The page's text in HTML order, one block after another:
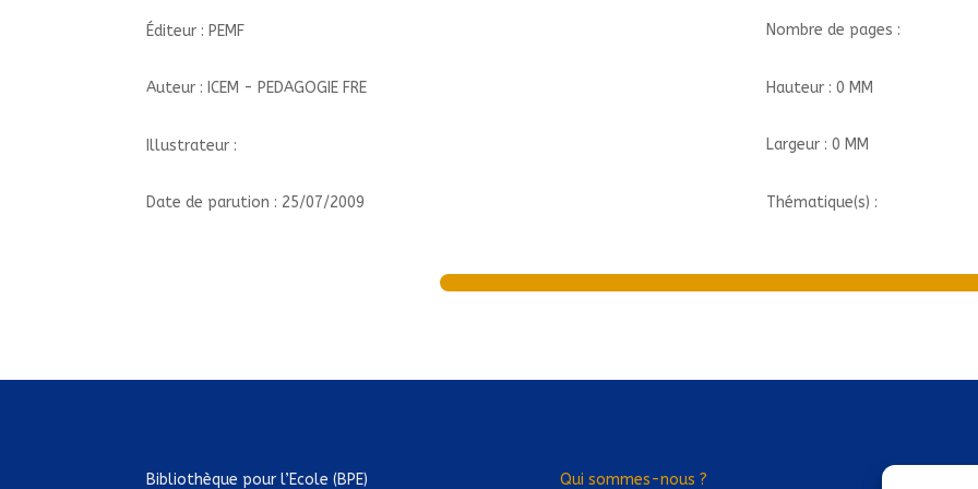
Éditeur : PEMF
Auteur : ICEM - PEDAGOGIE FRE
Illustrateur :
Date de parution : 25/07/2009
Nombre de pages :
Hauteur : 0 MM
Largeur : 0 MM
Thématique(s) :
Bibliothèque pour l’Ecole (BPE) Qui sommes-nous ?